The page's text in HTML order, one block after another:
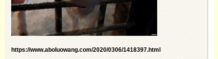
https://www.aboluowang.com/2020/0306/1418397.html